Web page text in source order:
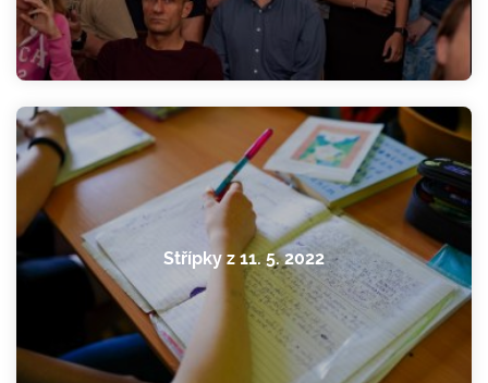
Střípky z 11. 5. 2022